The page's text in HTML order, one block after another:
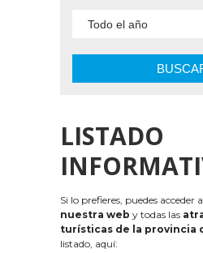
LISTADO
Si lo prefieres, puedes acceder
nuestra web y todas las
turísticas de la provincia
listado, aquí: